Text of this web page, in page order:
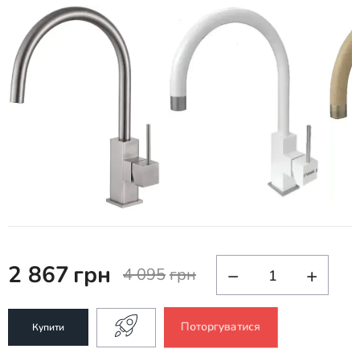
2 867 грн 4 095грн − +
Купити Поторгуватися